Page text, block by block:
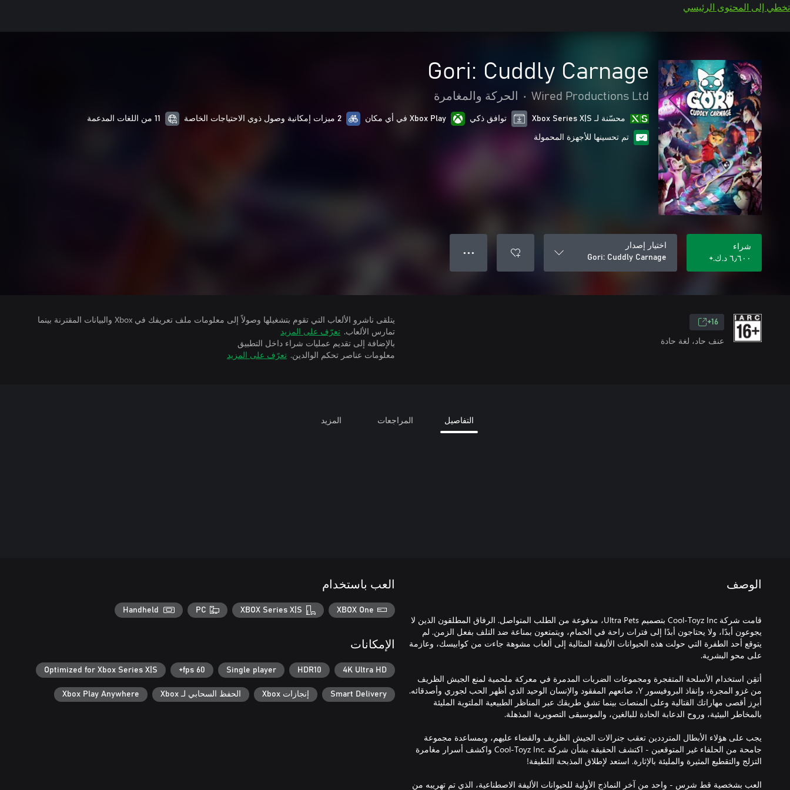
تخطي إلى المحتوى الرئيسي
Gori: Cuddly Carnage
Wired Productions Ltd
• الحركة والمغامرة
محسّنة لـ Xbox Series X|S توافق ذكي Xbox Play في أي مكان 2 ميزات إمكانية وصول ذوي الاحتياجات الخاصة 11 من اللغات المدعمة
تم تحسينها للأجهزة المحمولة
شراء
٦٫٦٠٠ د.ك.‏+
اختيار إصدار
Gori: Cuddly Carnage
● ● ●
16+
عنف حاد، لغة حادة
يتلقى ناشرو الألعاب التي تقوم بتشغيلها وصولاً إلى معلومات ملف تعريفك في Xbox والبيانات المقترنة بينما
تمارس الألعاب. تعرّف على المزيد
بالإضافة إلى تقديم عمليات شراء داخل التطبيق
معلومات عناصر تحكم الوالدين. تعرّف على المزيد
التفاصيل المراجعات المزيد
الوصف
قامت شركة Cool-Toyz Inc بتصميم Ultra Pets، مدفوعة من الطلب المتواصل. الرفاق المطلقون الذين لا
يجوعون أبدًا، ولا يحتاجون أبدًا إلى فترات راحة في الحمام، ويتمتعون بمناعة ضد التلف بفعل الزمن. لم
يتوقع أحد الطفرة التي حولت هذه الحيوانات الأليفة المثالية إلى ألعاب مشوهة جاءت من كوابيسك، وعازمة
أتقِن استخدام الأسلحة المتفجرة ومجموعات الضربات المدمرة في معركة ملحمية لمنع الجيش الظريف
من غزو المجرة، وإنقاذ البروفيسور Y، صانعهم المفقود والإنسان الوحيد الذي أظهر الحب لجوري وأصدقائه.
أبرِز أقصى مهاراتك القتالية وعلى المنصات بينما تشق طريقك عبر المناظر الطبيعية الملتوية المليئة
يجب على هؤلاء الأبطال المترددين تعقب جنرالات الجيش الظريف والقضاء عليهم، وبمساعدة مجموعة
جامحة من الحلفاء غير المتوقعين - اكتشف الحقيقة بشأن شركة Cool-Toyz Inc.‎ واكشف أسرار مغامرة
العب بشخصية قط شرس - واحد من آخر النماذج الأولية للحيوانات الأليفة الاصطناعية، الذي تم تهريبه من
العب باستخدام
XBOX One
XBOX Series X|S
PC
Handheld
الإمكانات
4K Ultra HD
HDR10
Single player
60 fps+
Optimized for Xbox Series X|S
Smart Delivery إنجازات Xbox الحفظ السحابي لـ Xbox Xbox Play Anywhere